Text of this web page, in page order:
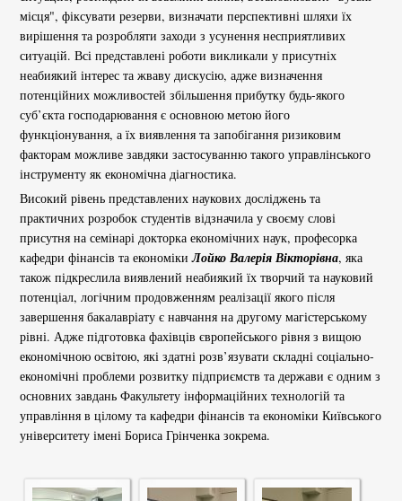
місця", фіксувати резерви, визначати перспективні шляхи їх
вирішення та розробляти заходи з усунення несприятливих
ситуацій. Всі представлені роботи викликали у присутніх
неабиякий інтерес та жваву дискусію, адже визначення
потенційних можливостей збільшення прибутку будь-якого
суб’єкта господарювання є основною метою його
функціонування, а їх виявлення та запобігання ризиковим
факторам можливе завдяки застосуванню такого управлінського
інструменту як економічна діагностика.
Високий рівень представлених наукових досліджень та
практичних розробок студентів відзначила у своєму слові
присутня на семінарі докторка економічних наук, професорка
кафедри фінансів та економікиЛойко Валерія Вікторівна, яка
також підкреслила виявлений неабиякий їх творчий та науковий
потенціал, логічним продовженням реалізації якого після
завершення бакалавріату є навчання на другому магістерському
рівні. Адже підготовка фахівців європейського рівня з вищою
економічною освітою, які здатні розв’язувати складні соціально-
економічні проблеми розвитку підприємств та держави є одним з
основних завдань Факультету інформаційних технологій та
управління в цілому та кафедри фінансів та економіки Київського
університету імені Бориса Грінченка зокрема.